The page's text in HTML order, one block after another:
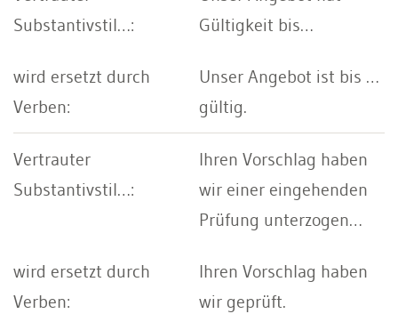
Gültigkeit bis…
Unser Angebot ist bis …
gültig.
Ihren Vorschlag haben
wir einer eingehenden
Prüfung unterzogen…
Ihren Vorschlag haben
wir geprüft.